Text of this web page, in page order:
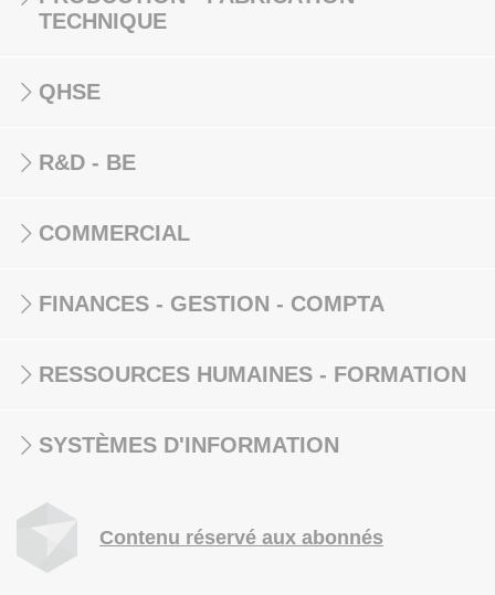
TECHNIQUE
QHSE
R&D - BE
COMMERCIAL
FINANCES - GESTION - COMPTA
RESSOURCES HUMAINES - FORMATION
SYSTÈMES D'INFORMATION
Contenu réservé aux abonnés